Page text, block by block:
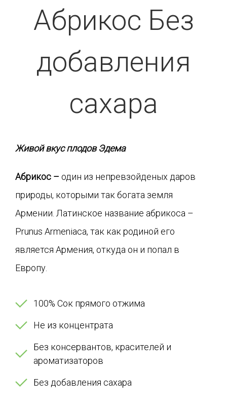
Абрикос Без
добавления
сахара
Живой вкус плодов Эдема
Абрикос – один из непревзойденых даров
природы, которыми так богата земля
Армении. Латинское название абрикоса –
Prunus Armeniaca, так как родиной его
является Армения, откуда он и попал в
Европу.
100% Сок прямого отжима
Не из концентрата
Без консервантов, красителей и
ароматизаторов
Без добавления сахара